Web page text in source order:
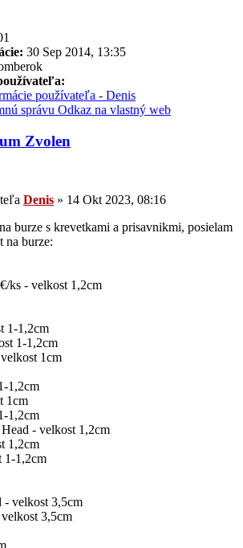
30 Sep 2014, 13:35
používateľa - Denis
správu Odkaz na vlastný web
Zvolen
Denis » 14 Okt 2023, 08:16
burze s krevetkami a prisavnikmi, posielam
na burze:
ks - velkost 1,2cm
1-1,2cm
1-1,2cm
1cm
1,2cm
1cm
1,2cm
- velkost 1,2cm
1,2cm
1-1,2cm
- velkost 3,5cm
3,5cm